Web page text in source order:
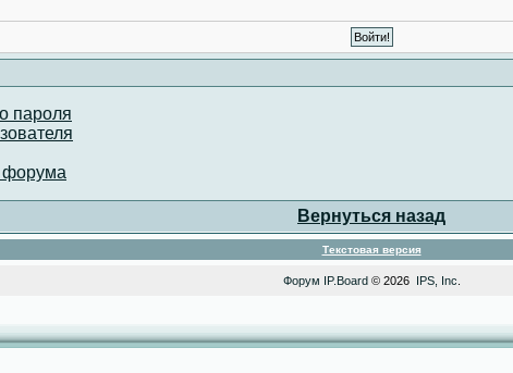
пароля
форума
Вернуться назад
Текстовая версия
Форум IP.Board© 2026 IPS, Inc